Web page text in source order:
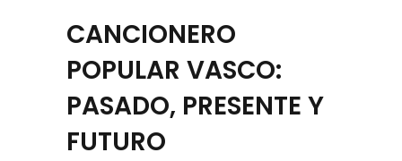
CANCIONERO
POPULAR VASCO:
PASADO, PRESENTE Y
FUTURO